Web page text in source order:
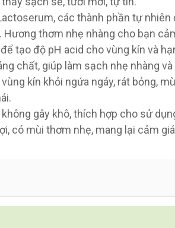
các thành phần tự
thơm nhẹ nhàng cho bạn
tạo độ pH acid cho vùng kín và
chất, giúp làm sạch nhẹ nhàng và
kín khỏi ngứa ngáy, rát bỏng,
gây khô, thích hợp cho sử
có mùi thơm nhẹ, mang lại cảm